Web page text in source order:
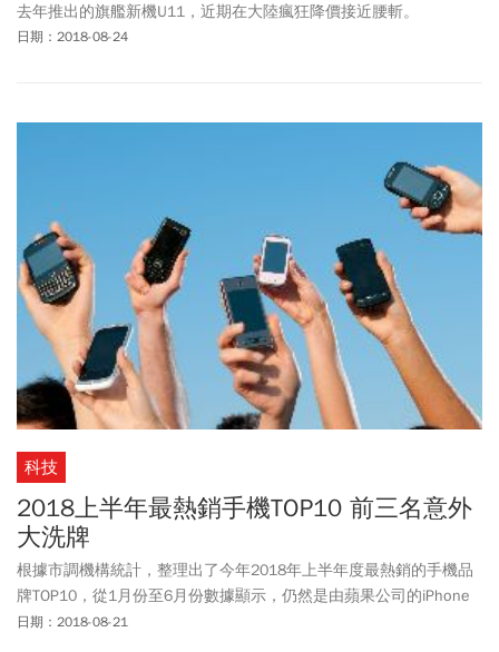
去年推出的旗艦新機U11，近期在大陸瘋狂降價接近腰斬。
日期：2018-08-24
科技
2018上半年最熱銷手機TOP10 前三名意外
大洗牌
根據市調機構統計，整理出了今年2018年上半年度最熱銷的手機品
牌TOP10，從1月份至6月份數據顯示，仍然是由蘋果公司的iPhone
拿下冠軍，其次則是三星，第三名則是由華碩奪得。
日期：2018-08-21